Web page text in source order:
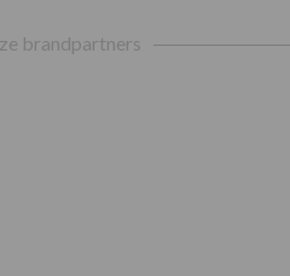
brandpartners